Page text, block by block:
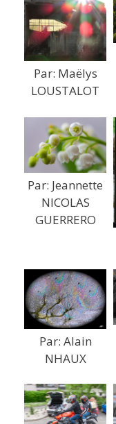
Par: Maëlys
LOUSTALOT
Par: Jeannette
NICOLAS
GUERRERO
Par: Alain
NHAUX